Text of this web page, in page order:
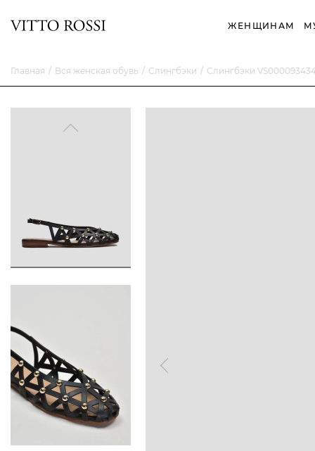
ЖЕНЩИНАМ
Главная Вся женская обувь Слингбэки Слингбэки